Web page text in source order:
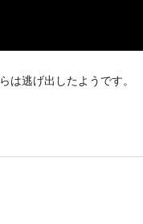
逃げ出したようです。